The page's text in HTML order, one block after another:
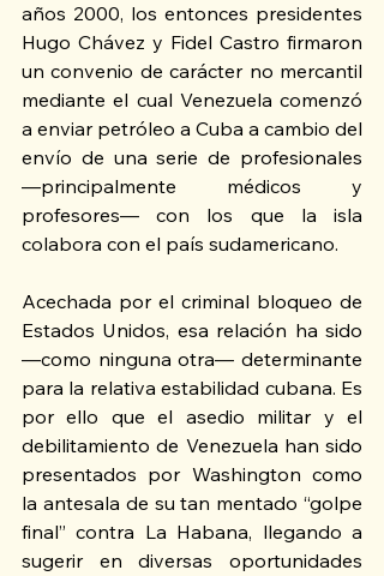
años 2000, los entonces presidentes
Hugo Chávez y Fidel Castro firmaron
un convenio de carácter no mercantil
mediante el cual Venezuela comenzó
a enviar petróleo a Cuba a cambio del
envío de una serie de profesionales
—principalmente médicos y
profesores— con los que la isla
colabora con el país sudamericano.
Acechada por el criminal bloqueo de
Estados Unidos, esa relación ha sido
—como ninguna otra— determinante
para la relativa estabilidad cubana. Es
por ello que el asedio militar y el
debilitamiento de Venezuela han sido
presentados por Washington como
la antesala de su tan mentado “golpe
final” contra La Habana, llegando a
sugerir en diversas oportunidades